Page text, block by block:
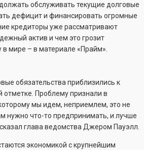
обслуживать текущие долговые
дефицит и финансировать огромные
кредиторы уже рассматривают
актив и чем это грозит
мире – в материале «Прайм».
обязательства приблизились к
Проблему признали в
мы идем, неприемлем, это не
нужно что-то предпринимать, и лучше
глава ведомства Джером Пауэлл.
экономикой с крупнейшим